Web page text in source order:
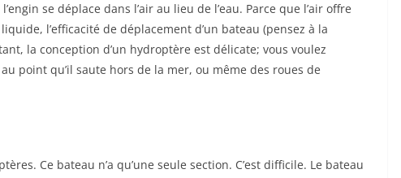
se déplace dans l’air au lieu de l’eau. Parce que l’air offre
l’efficacité de déplacement d’un bateau (pensez à la
la conception d’un hydroptère est délicate; vous voulez
point qu’il saute hors de la mer, ou même des roues de
Ce bateau n’a qu’une seule section. C’est difficile. Le bateau